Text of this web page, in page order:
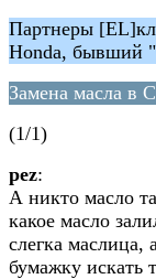
Партнеры
Honda, бывший
Замена масла в
(1/1)
pez:
А никто масло
какое масло
слегка
бумажку искать